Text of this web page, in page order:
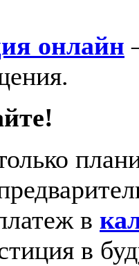
онлайн
в
в